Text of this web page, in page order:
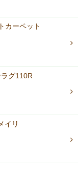
カーペット
グ110R
イリ